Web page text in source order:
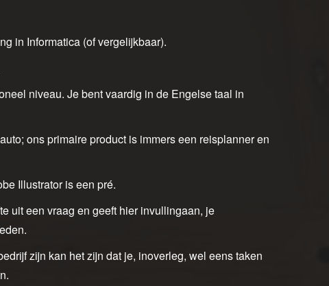
in Informatica (of vergelijkbaar).
niveau. Je bent vaardig in de Engelse taal in
ons primaire product is immers een reisplanner en
Illustrator is een pré.
uit een vraag en geeft hier invullingaan, je
zijn kan het zijn dat je, inoverleg, wel eens taken